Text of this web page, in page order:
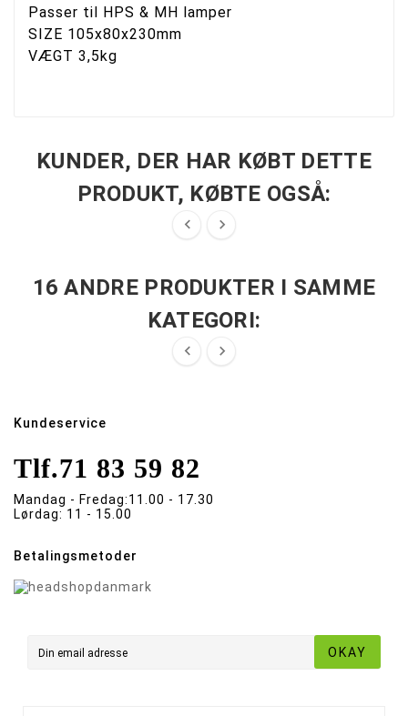
Passer til HPS & MH lamper
SIZE 105x80x230mm
VÆGT 3,5kg
KUNDER, DER HAR KØBT DETTE
PRODUKT, KØBTE OGSÅ:
 
16 ANDRE PRODUKTER I SAMME
KATEGORI:
 
Kundeservice
Tlf.71 83 59 82
Mandag - Fredag:11.00 - 17.30
Lørdag: 11 - 15.00
Betalingsmetoder
OKAY